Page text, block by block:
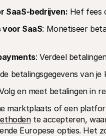
SaaS-bedrijven: Hef fees
SaaS: Monetiseer
: Verdeel
betalingsgegevens van je
en meet betalingen in
marktplaats of een
te accepteren,
Europese opties. Het